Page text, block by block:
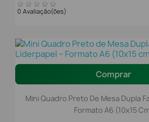
0 Avaliação(ões)
Comprar
Mini Quadro Preto De Mesa Dupla
Formato A6 (10x15